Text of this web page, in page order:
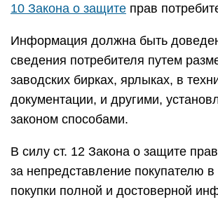
10 Закона о защите прав
Информация должна быть
сведения потребителя путем
заводских бирках, ярлыках, в
документации, и другими,
законом способами.
В силу ст. 12 Закона о защите
за непредставление покупателю
покупки полной и достоверной